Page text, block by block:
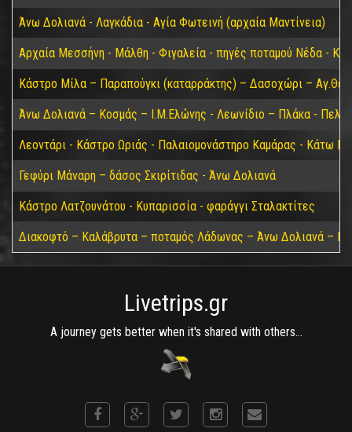
Άνω Δολιανά - Λαγκάδια - Αγία Φωτεινή (αρχαία Μαντίνεια)
Αρχαία Μεσσήνη - Μάλθη - Φιγαλεία - πηγές ποταμού Νέδα -
Κάστρο Μίλα – Παραπούγκι (καταρράκτης) – Δασοχώρι –
Άνω Δολιανά – Κοσμάς – Ι.Μ.Ελώνης - Λεωνίδιο – Πλάκα -
Λεοντάρι - Κάστρο Ωριάς - Παλαιομονάστηρο Καμάρας - Κάτω
Γεφύρι Μάναρη – δάσος Σκιρίτιδας - Άνω Δολιανά
Κάστρο Λατζουνάτου - Κυπαρισσία - φαράγγι Σταλακτίτες
Διακοφτό – Καλάβρυτα – ποταμός Λάδωνας – Άνω Δολιανά –
Livetrips.gr
A journey gets better when it's shared with others...